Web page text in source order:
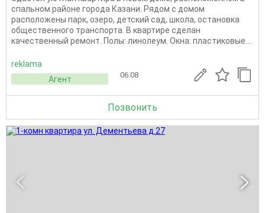
спальном районе города Казани. Рядом с домом
расположены парк, озеро, детский сад, школа, остановка
общественного транспорта. В квартире сделан
качественный ремонт. Полы: линолеум. Окна: пластиковые....
reklama
Агент
06.08
Позвонить